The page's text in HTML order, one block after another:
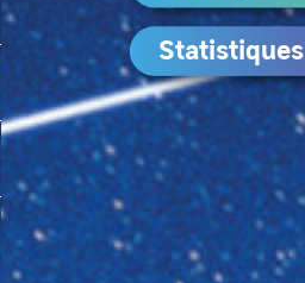
Statistiques